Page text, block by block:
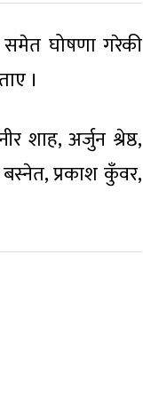
समेत घोषणा गरेकी
।
अर्जुन श्रेष्ठ,
प्रकाश कुँवर,